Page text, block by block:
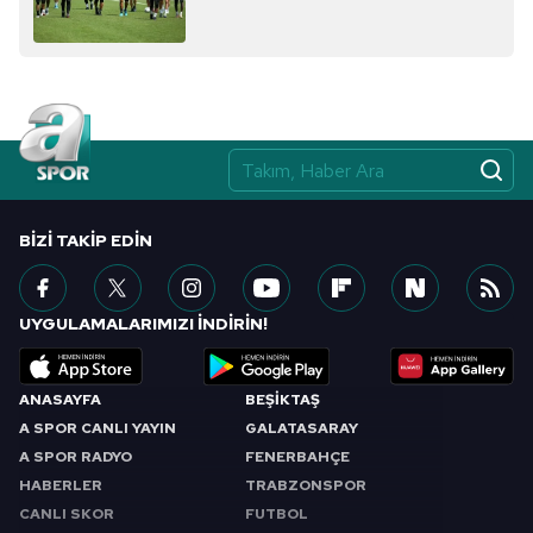
almak için lütfentıklayınız
ANASAYFA
A SPOR CANLI YAYIN
A SPOR RADYO
HABERLER
CANLI SKOR
BEŞİKTAŞ
GALATASARAY
FENERBAHÇE
TRABZONSPOR
FUTBOL
BIZI TAKIP EDIN
UYGULAMALARIMIZI İNDİRİN!